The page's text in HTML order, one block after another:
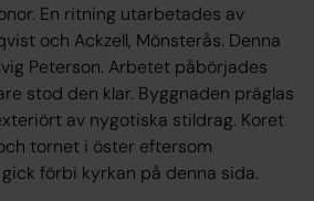
En ritning utarbetades av
och Ackzell, Mönsterås. Denna
Peterson. Arbetet påbörjades
stod den klar. Byggnaden präglas
av nygotiska stildrag. Koret
tornet i öster eftersom
förbi kyrkan på denna sida.